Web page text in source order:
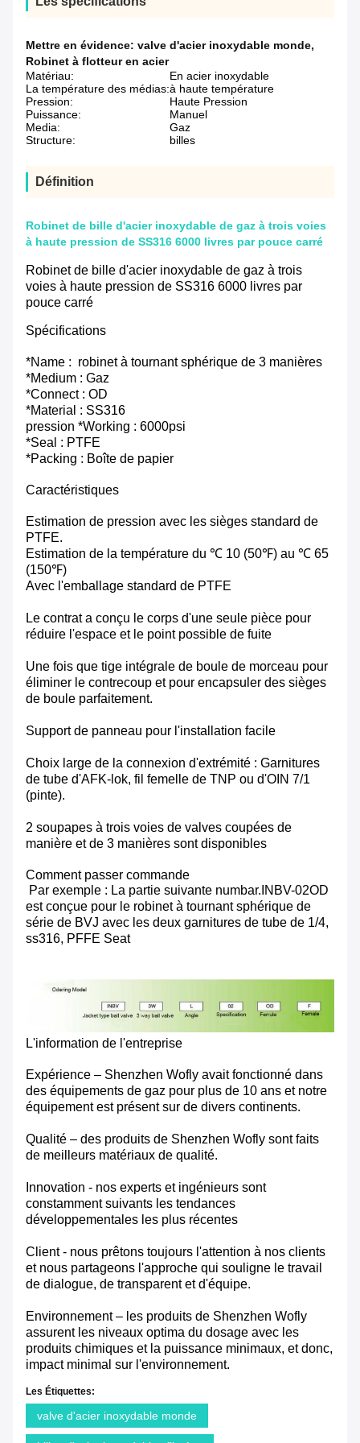
Mettre en évidence: valve d'acier inoxydable monde,
Robinet à flotteur en acier
Matériau:
En acier inoxydable
La température des médias:à haute température
Pression:
Haute Pression
Puissance:
Manuel
Media:
Gaz
Structure:
billes
Définition
Robinet de bille d'acier inoxydable de gaz à trois voies
à haute pression de SS316 6000 livres par pouce carré
Robinet de bille d'acier inoxydable de gaz à trois
voies à haute pression de SS316 6000 livres par
pouce carré
Spécifications
*Name : robinet à tournant sphérique de 3 manières
*Medium : Gaz
*Connect : OD
*Material : SS316
pression *Working : 6000psi
*Seal : PTFE
*Packing : Boîte de papier
Caractéristiques
Estimation de pression avec les sièges standard de
PTFE.
Estimation de la température du ℃ 10 (50℉) au ℃ 65
(150℉)
Avec l'emballage standard de PTFE
Le contrat a conçu le corps d'une seule pièce pour
réduire l'espace et le point possible de fuite
Une fois que tige intégrale de boule de morceau pour
éliminer le contrecoup et pour encapsuler des sièges
de boule parfaitement.
Support de panneau pour l'installation facile
Choix large de la connexion d'extrémité : Garnitures
de tube d'AFK-lok, fil femelle de TNP ou d'OIN 7/1
(pinte).
2 soupapes à trois voies de valves coupées de
manière et de 3 manières sont disponibles
Comment passer commande
Par exemple : La partie suivante numbar.INBV-02OD
est conçue pour le robinet à tournant sphérique de
série de BVJ avec les deux garnitures de tube de 1/4,
ss316, PFFE Seat
L'information de l'entreprise
Expérience – Shenzhen Wofly avait fonctionné dans
des équipements de gaz pour plus de 10 ans et notre
équipement est présent sur de divers continents.
Qualité – des produits de Shenzhen Wofly sont faits
de meilleurs matériaux de qualité.
Innovation - nos experts et ingénieurs sont
constamment suivants les tendances
développementales les plus récentes
Client - nous prêtons toujours l'attention à nos clients
et nous partageons l'approche qui souligne le travail
de dialogue, de transparent et d'équipe.
Environnement – les produits de Shenzhen Wofly
assurent les niveaux optima du dosage avec les
produits chimiques et la puissance minimaux, et donc,
impact minimal sur l'environnement.
Les Étiquettes:
valve d'acier inoxydable monde